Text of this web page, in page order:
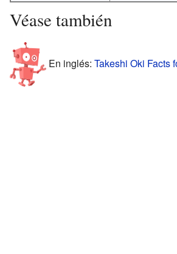
Véase también
En inglés: Takeshi Oki Facts